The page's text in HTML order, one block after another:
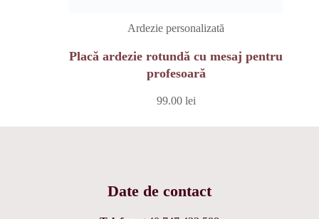
Ardezie personalizată
Placă ardezie rotundă cu mesaj pentru
profesoară
99.00 lei
Date de contact